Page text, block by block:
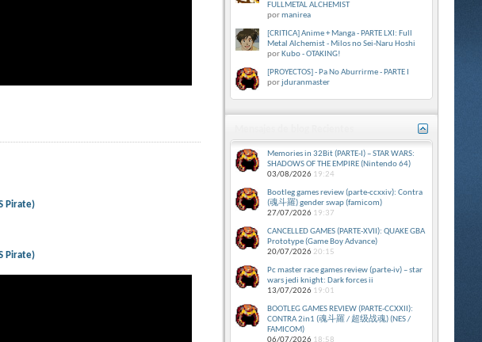
Pirate)
Pirate)
FULLMETAL ALCHEMIST
pormanirea
[CRITICA] Anime + Manga - PARTE LXI: Full
Metal Alchemist - Milos no Sei-Naru Hoshi
por Kubo - OTAKING!
[PROYECTOS] - Pa No Aburrirme - PARTE I
porjduranmaster
Memories in 32Bit (PARTE-I) – STAR WARS:
SHADOWS OF THE EMPIRE (Nintendo 64)
03/08/2026 19:24
Bootleg games review (parte-ccxxiv): Contra
(魂斗羅) gender swap (famicom)
27/07/2026 19:37
CANCELLED GAMES (PARTE-XVII): QUAKE GBA
Prototype (Game Boy Advance)
20/07/2026 20:15
Pc master race games review (parte-iv) – star
wars jedi knight: Dark forces ii
13/07/2026 19:01
BOOTLEG GAMES REVIEW (PARTE-CCXXII):
CONTRA 2in1 (魂斗羅 / 超级战魂) (NES /
FAMICOM)
06/07/2026 18:58